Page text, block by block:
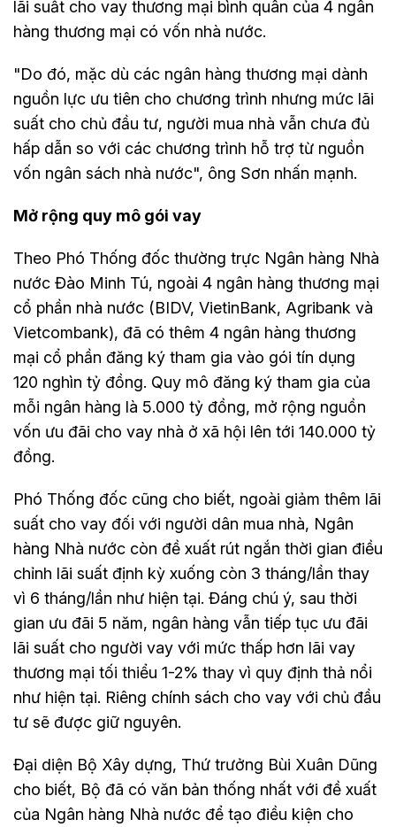
lãi suất cho vay thương mại bình quân của 4 ngân
hàng thương mại có vốn nhà nước.
"Do đó, mặc dù các ngân hàng thương mại dành
nguồn lực ưu tiên cho chương trình nhưng mức lãi
suất cho chủ đầu tư, người mua nhà vẫn chưa đủ
hấp dẫn so với các chương trình hỗ trợ từ nguồn
vốn ngân sách nhà nước", ông Sơn nhấn mạnh.
Mở rộng quy mô gói vay
Theo Phó Thống đốc thường trực Ngân hàng Nhà
nước Đào Minh Tú, ngoài 4 ngân hàng thương mại
cổ phần nhà nước (BIDV, VietinBank, Agribank và
Vietcombank), đã có thêm 4 ngân hàng thương
mại cổ phần đăng ký tham gia vào gói tín dụng
120 nghìn tỷ đồng. Quy mô đăng ký tham gia của
mỗi ngân hàng là 5.000 tỷ đồng, mở rộng nguồn
vốn ưu đãi cho vay nhà ở xã hội lên tới 140.000 tỷ
đồng.
Phó Thống đốc cũng cho biết, ngoài giảm thêm lãi
suất cho vay đối với người dân mua nhà, Ngân
hàng Nhà nước còn đề xuất rút ngắn thời gian điều
chỉnh lãi suất định kỳ xuống còn 3 tháng/lần thay
vì 6 tháng/lần như hiện tại. Đáng chú ý, sau thời
gian ưu đãi 5 năm, ngân hàng vẫn tiếp tục ưu đãi
lãi suất cho người vay với mức thấp hơn lãi vay
thương mại tối thiểu 1-2% thay vì quy định thả nổi
như hiện tại. Riêng chính sách cho vay với chủ đầu
tư sẽ được giữ nguyên.
Đại diện Bộ Xây dựng, Thứ trưởng Bùi Xuân Dũng
cho biết, Bộ đã có văn bản thống nhất với đề xuất
của Ngân hàng Nhà nước để tạo điều kiện cho